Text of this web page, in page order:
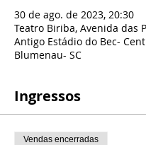
30 de ago. de 2023, 20:30
Teatro Biriba, Avenida das
Antigo Estádio do Bec-
Blumenau- SC
Ingressos
Vendas encerradas